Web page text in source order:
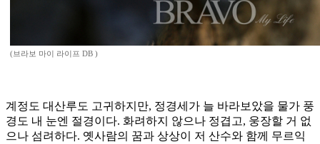
(브라보 마이 라이프 DB )
계정도 대산루도 고귀하지만, 정경세가 늘 바라보았을 물가 풍
경도 내 눈엔 절경이다. 화려하지 않으나 정겹고, 웅장할 거 없
으나 섬려하다. 옛사람의 꿈과 상상이 저 산수와 함께 무르익